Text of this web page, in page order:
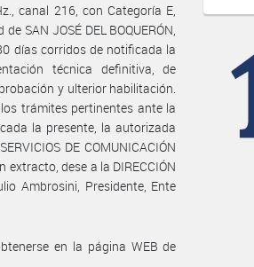
canal 216, con Categoría E,
SAN JOSÉ DEL BOQUERÓN,
días corridos de notificada la
técnica definitiva, de
y ulterior habilitación.
trámites pertinentes ante la
la presente, la autorizada
DE COMUNICACIÓN
extracto, dese a la DIRECCIÓN
Ambrosini, Presidente, Ente
en la página WEB de